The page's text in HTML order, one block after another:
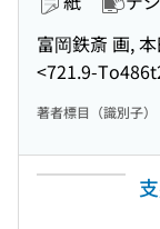
富岡鉄斎 画,
<721.9-
著者標目（識別子）